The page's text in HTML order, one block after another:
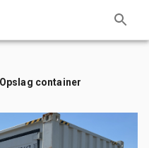
container